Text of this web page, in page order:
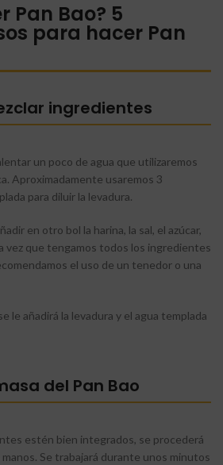
Pan Bao? 5
para hacer Pan
ingredientes
un poco de agua que utilizaremos
Aproximadamente usaremos 3
para diluir la levadura.
en otro bol la harina, la sal, el azúcar,
vez que tengamos todos los ingredientes
el uso de un tenedor o una
le añadirá la levadura y el agua templada
del Pan Bao
estén bien integrados, se procederá
manos. Se trabajará durante unos minutos